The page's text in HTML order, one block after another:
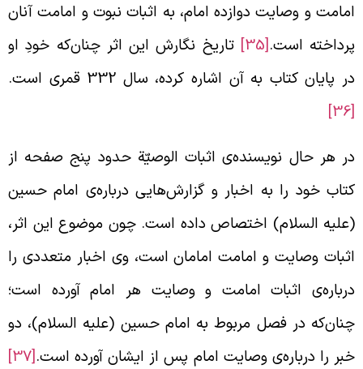
و وصایت دوازده امام، به اثبات نبوت و امامت آنان
است.[35]
تاریخ نگارش این اثر چنان‌که خودِ او
پایان کتاب به آن اشاره کرده، سال 332 قمری است.
هر حال نویسنده‌ی اثبات الوصیّة حدود پنج صفحه از
خود را به اخبار و گزارش‌هایی درباره‌ی امام حسین
السلام) اختصاص داده است. چون موضوع این اثر،
وصایت و امامت امامان است، وی اخبار متعددی را
اثبات امامت و وصایت هر امام آورده است؛
در فصل مربوط به امام حسین (علیه السلام)، دو
را درباره‌ی وصایت امام پس از ایشان آورده است.[37]